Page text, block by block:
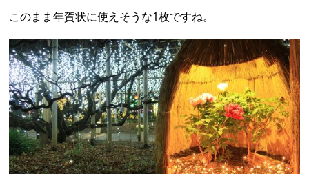
このまま年賀状に使えそうな1枚ですね。